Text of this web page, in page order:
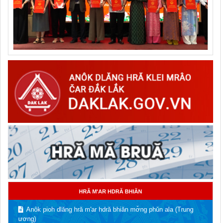
HRĂ M'AR HDRĂ BHIĂN
Anôk pioh dlăng hră m'ar hdră bhiăn mơ̌ng phǔn ala (Trung
ương)